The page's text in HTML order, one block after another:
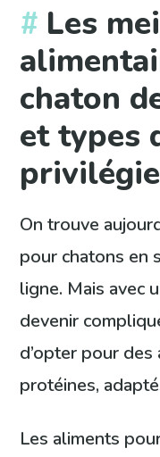
Les
chaton
et types
On trouve
pour chatons en
ligne. Mais avec
devenir
d’opter pour
protéines,
Les aliments